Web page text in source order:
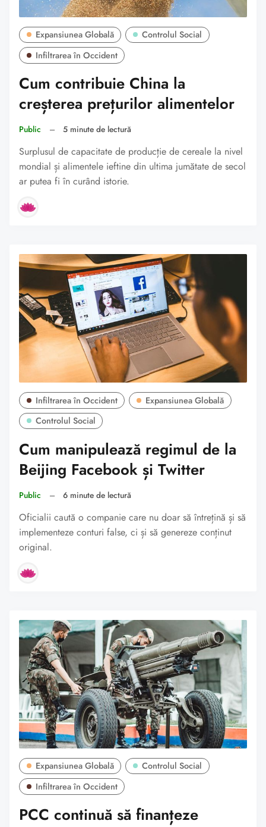
Expansiunea Globală
Controlul Social
Infiltrarea în Occident
Cum contribuie China la
creșterea prețurilor alimentelor
Public – 5 minute de lectură
Surplusul de capacitate de producție de cereale la nivel
mondial și alimentele ieftine din ultima jumătate de secol
ar putea fi în curând istorie.
Infiltrarea în Occident
Expansiunea Globală
Controlul Social
Cum manipulează regimul de la
Beijing Facebook și Twitter
Public – 6 minute de lectură
Oficialii caută o companie care nu doar să întrețină și să
implementeze conturi false, ci și să genereze conținut
original.
Expansiunea Globală
Controlul Social
Infiltrarea în Occident
PCC continuă să finanțeze